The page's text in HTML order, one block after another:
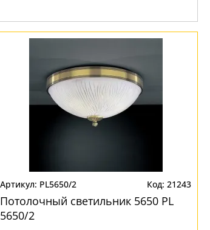
PL5650/2 21243
Потолочный светильник 5650 PL
5650/2